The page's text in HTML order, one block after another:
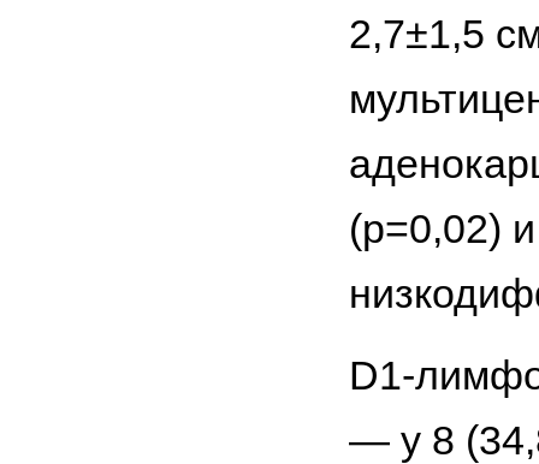
2,7±1,5
(р=0,02)
D1-
— у 8